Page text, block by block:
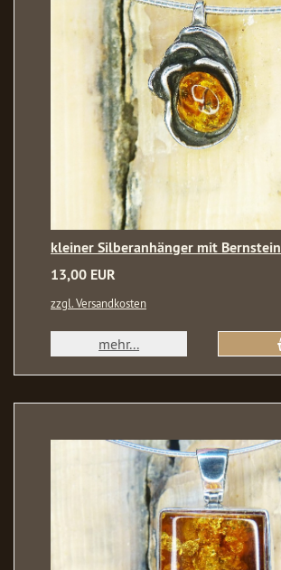
kleiner Silberanhänger mit Bernstein
13,00 EUR
zzgl. Versandkosten
mehr...